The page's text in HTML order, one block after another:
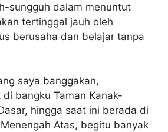
sungguh dalam menuntut
tertinggal jauh oleh
berusaha dan belajar tanpa
saya banggakan,
bangku Taman Kanak-
hingga saat ini berada di
Atas, begitu banyak